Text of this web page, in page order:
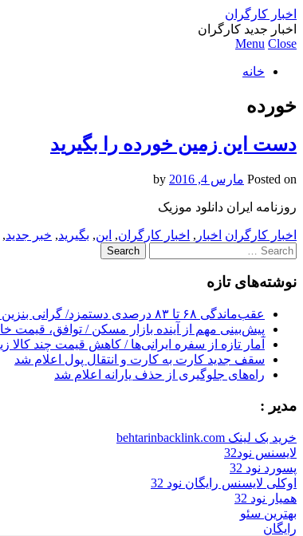
اخبار کارگران
اخبار جدید کارگران
Menu Close
خانه
خورده
دست این زمین خورده را بگیرید
Posted on مارس 4, 2016
روزنامه ایران دانلود موزیک
اخبار کارگران اخبار , اخبار کارگران, این, بگیرید, خبر جدید,
Search
for:
نوشته‌های تازه
عقب‌ماندگی ۶۸ تا ۸۳ درصدی دستمزد/ گرانی بنزین سفره‌های خالی کارگران را ذوب می‌کند
پیش‌بینی مهم از آینده بازار مسکن / توافق، قیمت
آمار تازه از سفره ایرانی‌ها / کاهش قیمت چند کالا
سقف جدید کارت به کارت و انتقال پول اعلام شد
راه‌های جلوگیری از حذف یارانه اعلام شد
مدیر :
خرید بک لینک behtarinbacklink.com
لایسنس نود32
پسورد نود 32
اوکلی لایسنس رایگان نود 32
همیار نود 32
بهترین سئو
رایگان